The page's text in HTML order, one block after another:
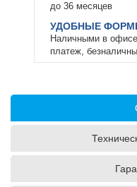
до 36 месяцев
УДОБНЫЕ
Наличными в
платеж,